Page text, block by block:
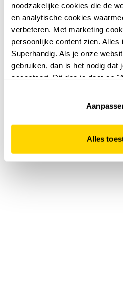
noodzakelijke cookies die de
en analytische cookies
verbeteren. Met marketing
persoonlijke content zien. Alles
Superhandig. Als je onze
gebruiken, dan is het nodig dat
accepteert. Dit doe je door op
website niet optimaal
Alles